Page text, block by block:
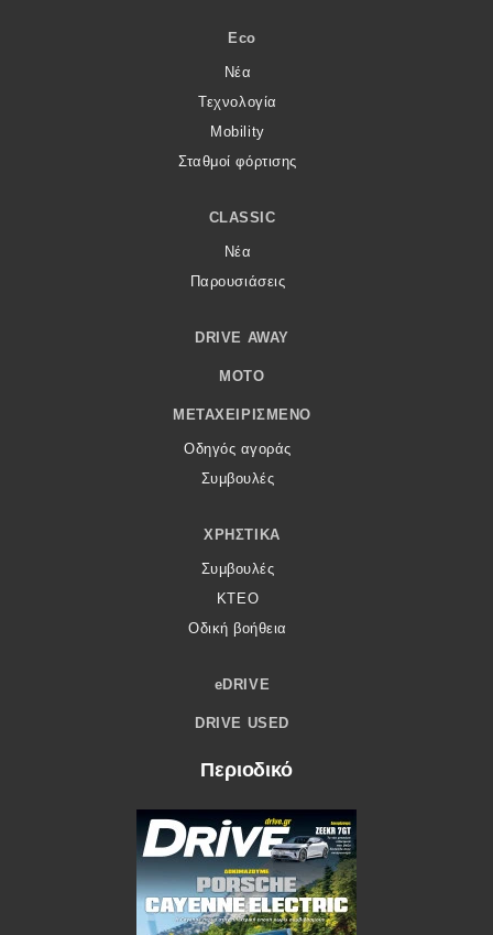
Eco
Νέα
Τεχνολογία
Mobility
Σταθμοί φόρτισης
CLASSIC
Νέα
Παρουσιάσεις
DRIVE AWAY
MOTO
ΜΕΤΑΧΕΙΡΙΣΜΈΝΟ
Οδηγός αγοράς
Συμβουλές
ΧΡΗΣΤΙΚΆ
Συμβουλές
ΚΤΕΟ
Οδική βοήθεια
eDRIVE
DRIVE USED
Περιοδικό